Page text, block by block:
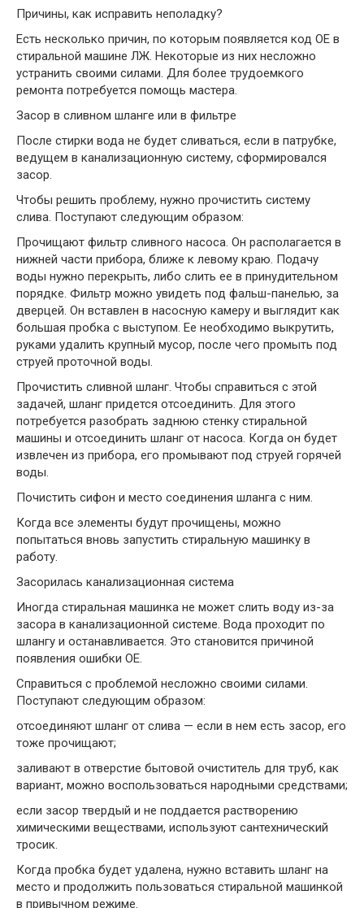
Причины, как исправить неполадку?
Есть несколько причин, по которым появляется код OE в
стиральной машине ЛЖ. Некоторые из них несложно
устранить своими силами. Для более трудоемкого
ремонта потребуется помощь мастера.
Засор в сливном шланге или в фильтре
После стирки вода не будет сливаться, если в патрубке,
ведущем в канализационную систему, сформировался
засор.
Чтобы решить проблему, нужно прочистить систему
слива. Поступают следующим образом:
Прочищают фильтр сливного насоса. Он располагается в
нижней части прибора, ближе к левому краю. Подачу
воды нужно перекрыть, либо слить ее в принудительном
порядке. Фильтр можно увидеть под фальш-панелью, за
дверцей. Он вставлен в насосную камеру и выглядит как
большая пробка с выступом. Ее необходимо выкрутить,
руками удалить крупный мусор, после чего промыть под
струей проточной воды.
Прочистить сливной шланг. Чтобы справиться с этой
задачей, шланг придется отсоединить. Для этого
потребуется разобрать заднюю стенку стиральной
машины и отсоединить шланг от насоса. Когда он будет
извлечен из прибора, его промывают под струей горячей
воды.
Почистить сифон и место соединения шланга с ним.
Когда все элементы будут прочищены, можно
попытаться вновь запустить стиральную машинку в
работу.
Засорилась канализационная система
Иногда стиральная машинка не может слить воду из-за
засора в канализационной системе. Вода проходит по
шлангу и останавливается. Это становится причиной
появления ошибки OE.
Справиться с проблемой несложно своими силами.
Поступают следующим образом:
отсоединяют шланг от слива — если в нем есть засор, его
тоже прочищают;
заливают в отверстие бытовой очиститель для труб, как
вариант, можно воспользоваться народными средствами;
если засор твердый и не поддается растворению
химическими веществами, используют сантехнический
тросик.
Когда пробка будет удалена, нужно вставить шланг на
место и продолжить пользоваться стиральной машинкой
в привычном режиме.